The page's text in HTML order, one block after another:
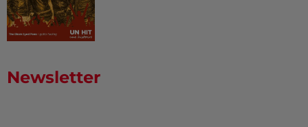
Newsletter